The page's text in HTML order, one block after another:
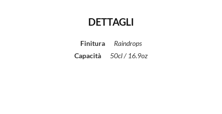
DETTAGLI
Finitura
Raindrops
Capacità
50cl / 16.9oz